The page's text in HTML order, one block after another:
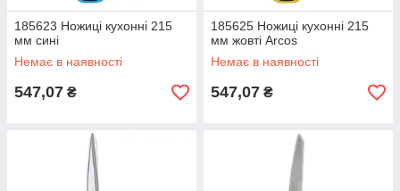
185623 Ножиці кухонні 215
мм сині
Немає в наявності
547,07 ₴
185625 Ножиці кухонні 215
мм жовті Arcos
Немає в наявності
547,07 ₴